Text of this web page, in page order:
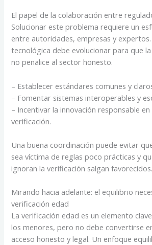
El papel de la colaboración entre
Solucionar este problema requiere un
entre autoridades, empresas y
tecnológica debe evolucionar para que
no penalice al sector honesto.
– Establecer estándares comunes y
– Fomentar sistemas interoperables y
– Incentivar la innovación responsable
verificación.
Una buena coordinación puede evitar
sea víctima de reglas poco prácticas y
ignoran la verificación salgan favorecidos.
Mirando hacia adelante: el equilibrio
verificación edad
La verificación edad es un elemento
los menores, pero no debe convertirse
acceso honesto y legal. Un enfoque